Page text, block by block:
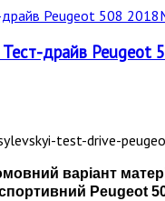
Тест-драйв
варіант
Peugeot